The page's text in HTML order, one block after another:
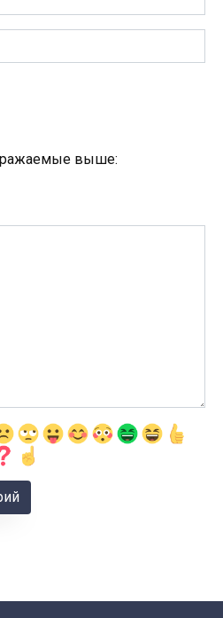
выше: